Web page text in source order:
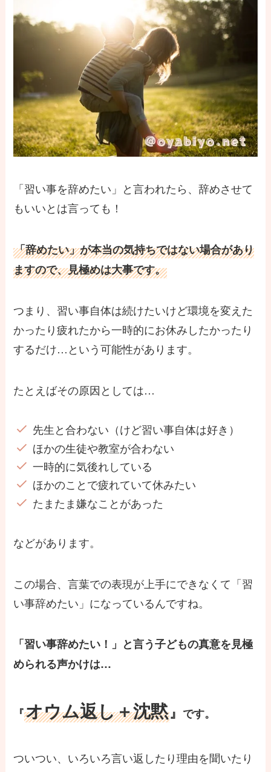
「習い事を辞めたい」と言われたら、辞めさせて
もいいとは言っても！
「辞めたい」が本当の気持ちではない場合があり
ますので、見極めは大事です。
つまり、 習い事自体は続けたいけど環境を変えた
かったり疲れたから一時的にお休みしたかったり
するだけ…という可能性があります。
たとえばその原因としては…
先生と合わない（けど習い事自体は好き）
ほかの生徒や教室が合わない
一時的に気後れしている
ほかのことで疲れていて休みたい
たまたま嫌なことがあった
などがあります。
この場合、言葉での表現が上手にできなくて「習
い事辞めたい」になっているんですね。
「習い事辞めたい！」と言う子どもの真意を見極
められる声かけは…
『オウム返し＋沈黙』 です。
ついつい、いろいろ言い返したり理由を聞いたり